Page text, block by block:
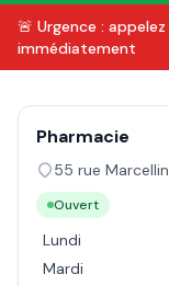
🚨 Urgence : appelez
immédiatement
Pharmacie
55 rue
Ouvert
Lundi
Mardi